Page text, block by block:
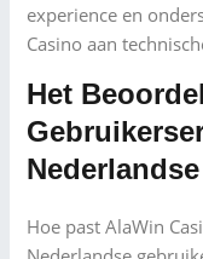
experience en
Casino aan
Het
Hoe past AlaWin